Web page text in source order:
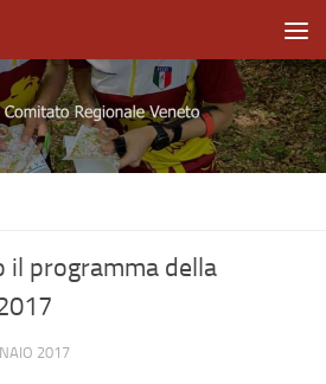
il programma della
2017